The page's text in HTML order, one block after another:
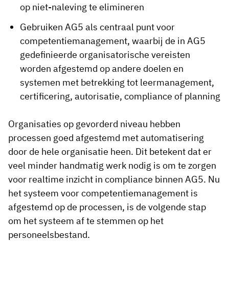
op niet-naleving te elimineren
Gebruiken AG5 als centraal punt voor
competentiemanagement, waarbij de in AG5
gedefinieerde organisatorische vereisten
worden afgestemd op andere doelen en
systemen met betrekking tot leermanagement,
certificering, autorisatie, compliance of planning
Organisaties op gevorderd niveau hebben
processen goed afgestemd met automatisering
door de hele organisatie heen. Dit betekent dat er
veel minder handmatig werk nodig is om te zorgen
voor realtime inzicht in compliance binnen AG5. Nu
het systeem voor competentiemanagement is
afgestemd op de processen, is de volgende stap
om het systeem af te stemmen op het
personeelsbestand.